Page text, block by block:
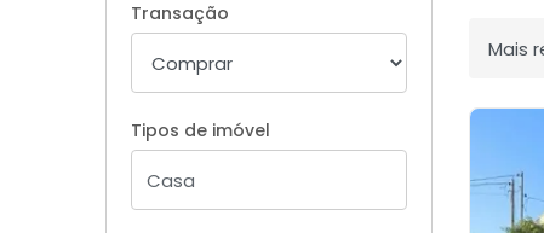
Transação
Tipos de imóvel